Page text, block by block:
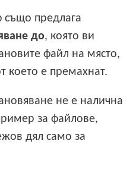
също предлага
до, която ви
файл на място,
което е премахнат.
не е налична
за файлове,
дял само за